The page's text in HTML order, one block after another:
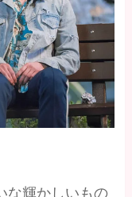
な輝かしいもの